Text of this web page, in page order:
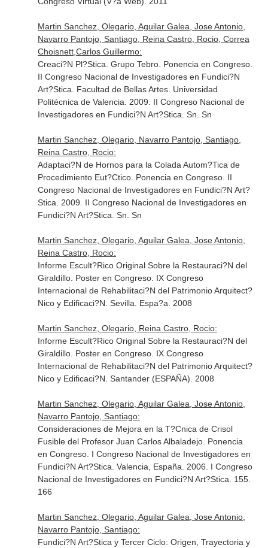
Martin Sanchez, Olegario, Aguilar Galea, Jose Antonio,
Navarro Pantojo, Santiago, Reina Castro, Rocio, Correa
Choisnett,Carlos Guillermo:
Creaci?N Pl?Stica. Grupo Tebro. Ponencia en Congreso.
II Congreso Nacional de Investigadores en Fundici?N
Art?Stica. Facultad de Bellas Artes. Universidad
Politécnica de Valencia. 2009. II Congreso Nacional de
Investigadores en Fundici?N Art?Stica. Sn. Sn
Martin Sanchez, Olegario, Navarro Pantojo, Santiago,
Reina Castro, Rocio:
Adaptaci?N de Hornos para la Colada Autom?Tica de
Procedimiento Eut?Ctico. Ponencia en Congreso. II
Congreso Nacional de Investigadores en Fundici?N Art?
Stica. 2009. II Congreso Nacional de Investigadores en
Fundici?N Art?Stica. Sn. Sn
Martin Sanchez, Olegario, Aguilar Galea, Jose Antonio,
Reina Castro, Rocio:
Informe Escult?Rico Original Sobre la Restauraci?N del
Giraldillo. Poster en Congreso. IX Congreso
Internacional de Rehabilitaci?N del Patrimonio Arquitect?
Nico y Edificaci?N. Sevilla. Espa?a. 2008
Martin Sanchez, Olegario, Reina Castro, Rocio:
Informe Escult?Rico Original Sobre la Restauraci?N del
Giraldillo. Poster en Congreso. IX Congreso
Internacional de Rehabilitaci?N del Patrimonio Arquitect?
Nico y Edificaci?N. Santander (ESPAÑA). 2008
Martin Sanchez, Olegario, Aguilar Galea, Jose Antonio,
Navarro Pantojo, Santiago:
Consideraciones de Mejora en la T?Cnica de Crisol
Fusible del Profesor Juan Carlos Albaladejo. Ponencia
en Congreso. I Congreso Nacional de Investigadores en
Fundici?N Art?Stica. Valencia, España. 2006. I Congreso
Nacional de Investigadores en Fundici?N Art?Stica. 155.
166
Martin Sanchez, Olegario, Aguilar Galea, Jose Antonio,
Navarro Pantojo, Santiago:
Fundici?N Art?Stica y Tercer Ciclo: Origen, Trayectoria y